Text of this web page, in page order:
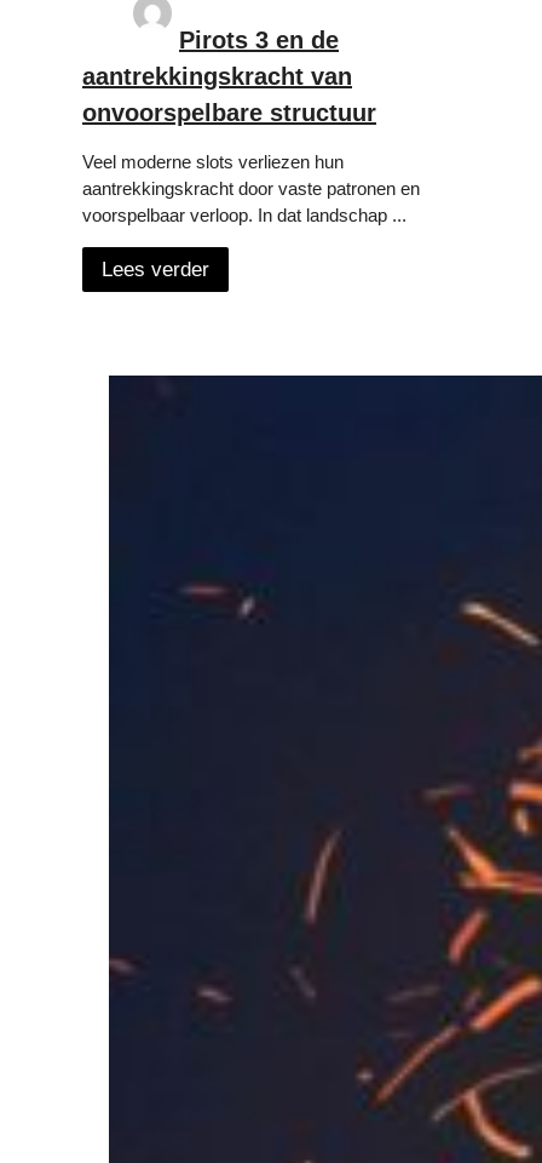
Pirots 3 en de
aantrekkingskracht van
onvoorspelbare structuur
Veel moderne slots verliezen hun
aantrekkingskracht door vaste patronen en
voorspelbaar verloop. In dat landschap ...
Lees verder